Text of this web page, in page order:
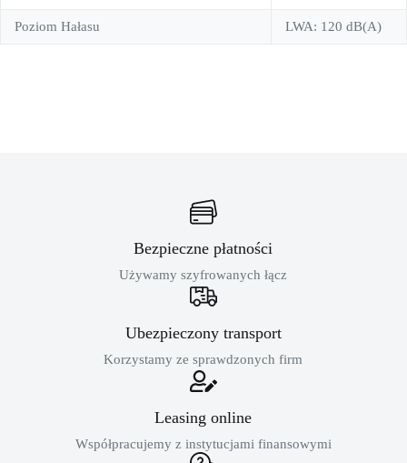
Poziom Hałasu LWA: 120 dB(A)
Bezpieczne płatności
Używamy szyfrowanych łącz
Ubezpieczony transport
Korzystamy ze sprawdzonych firm
Leasing online
Współpracujemy z instytucjami finansowymi